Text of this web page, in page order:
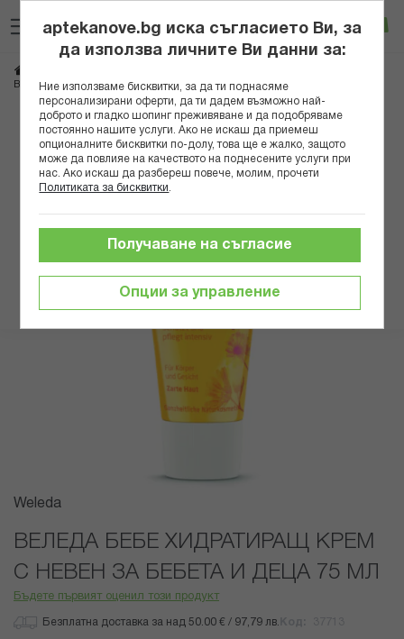
към
съдържанието
Вход
ВЕЛЕДА БЕБЕ ХИДРАТИРАЩ КРЕМ С НЕВЕН ЗА БЕБЕТА И ДЕЦА 75 МЛ
Преминете
края
Преминете
началото
галерия
със
Weleda
ВЕЛЕДА БЕБЕ ХИДРАТИРАЩ КРЕМ
С НЕВЕН ЗА БЕБЕТА И ДЕЦА 75 МЛ
Бъдете първият оценил този продукт
Безплатна доставка за над 50.00 € / 97,79 лв.
aptekanove.bg иска съгласието Ви, за
да използва личните Ви данни за:
Ние използваме бисквитки, за да ти поднасяме
персонализирани оферти, да ти дадем възможно най-
доброто и гладко шопинг преживяване и да подобряваме
постоянно нашите услуги. Ако не искаш да приемеш
опционалните бисквитки по-долу, това ще е жалко, защото
може да повлияе на качеството на поднесените услуги при
нас. Ако искаш да разбереш повече, молим, прочети
Политиката за бисквитки
Опции за управление
Получаване на съгласие